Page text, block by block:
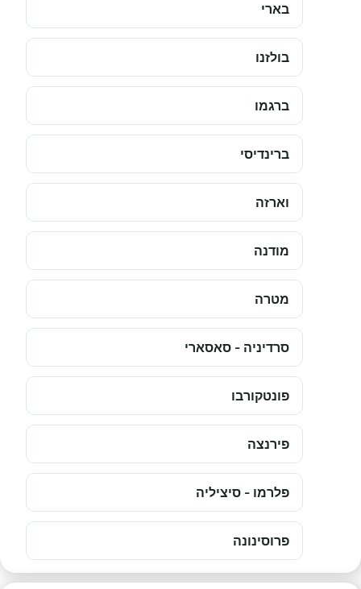
בארי
בולזנו
ברגמו
ברינדיסי
וארזה
מודנה
מטרה
סרדיניה - סאסארי
פונטקורבו
פירנצה
פלרמו - סיציליה
פרוסינונה